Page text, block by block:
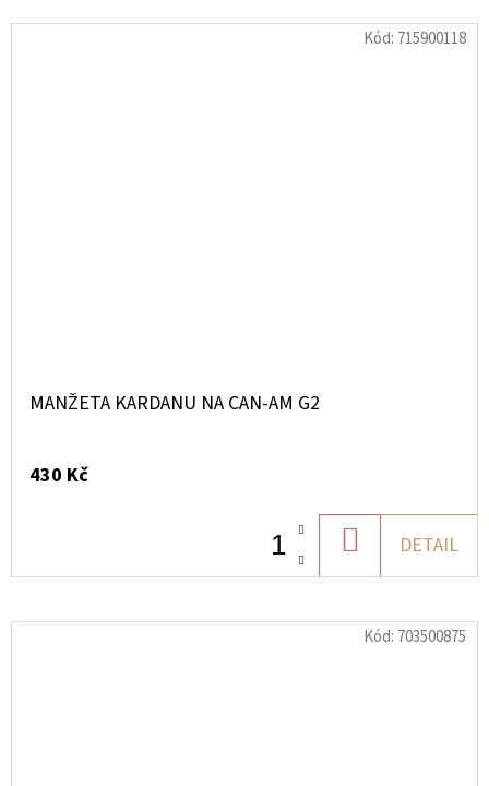
MANŽETA KARDANU NA CAN-AM G2
430 Kč
KOŠÍKU
DETAIL
Kód: 715900118
Kód: 703500875